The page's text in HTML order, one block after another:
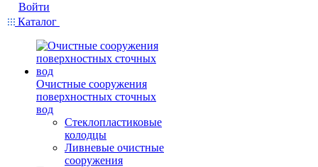
Войти
Каталог
Очистные сооружения
поверхностных сточных
вод
Стеклопластиковые
колодцы
Ливневые очистные
сооружения